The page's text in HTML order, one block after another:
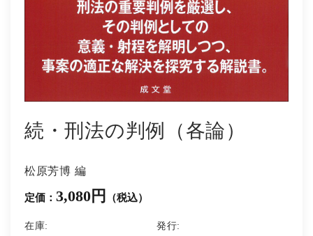
続・刑法の判例（各論）
松原芳博 編
定価： 3,080円 （税込）
在庫: 発行: